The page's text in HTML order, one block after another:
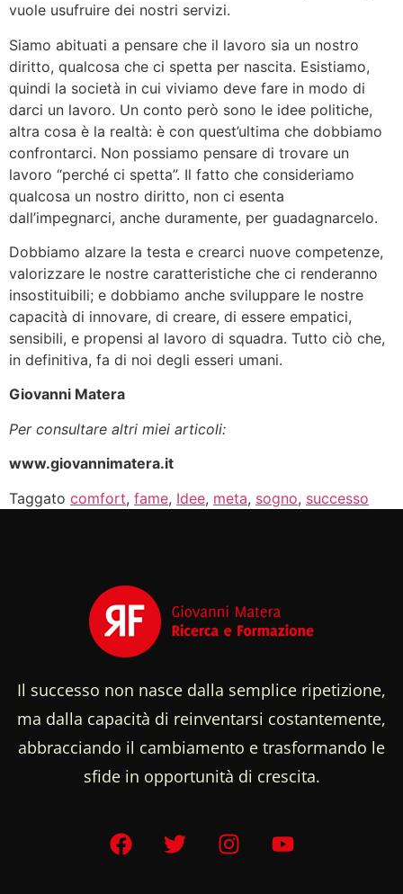
vuole usufruire dei nostri servizi.
Siamo abituati a pensare che il lavoro sia un nostro
diritto, qualcosa che ci spetta per nascita. Esistiamo,
quindi la società in cui viviamo deve fare in modo di
darci un lavoro. Un conto però sono le idee politiche,
altra cosa è la realtà: è con quest’ultima che dobbiamo
confrontarci. Non possiamo pensare di trovare un
lavoro “perché ci spetta”. Il fatto che consideriamo
qualcosa un nostro diritto, non ci esenta
dall’impegnarci, anche duramente, per guadagnarcelo.
Dobbiamo alzare la testa e crearci nuove competenze,
valorizzare le nostre caratteristiche che ci renderanno
insostituibili; e dobbiamo anche sviluppare le nostre
capacità di innovare, di creare, di essere empatici,
sensibili, e propensi al lavoro di squadra. Tutto ciò che,
in definitiva, fa di noi degli esseri umani.
Giovanni Matera
Per consultare altri miei articoli:
www.giovannimatera.it
Taggato comfort, fame, Idee, meta, sogno, successo
Il successo non nasce dalla semplice ripetizione,
ma dalla capacità di reinventarsi costantemente,
abbracciando il cambiamento e trasformando le
sfide in opportunità di crescita.